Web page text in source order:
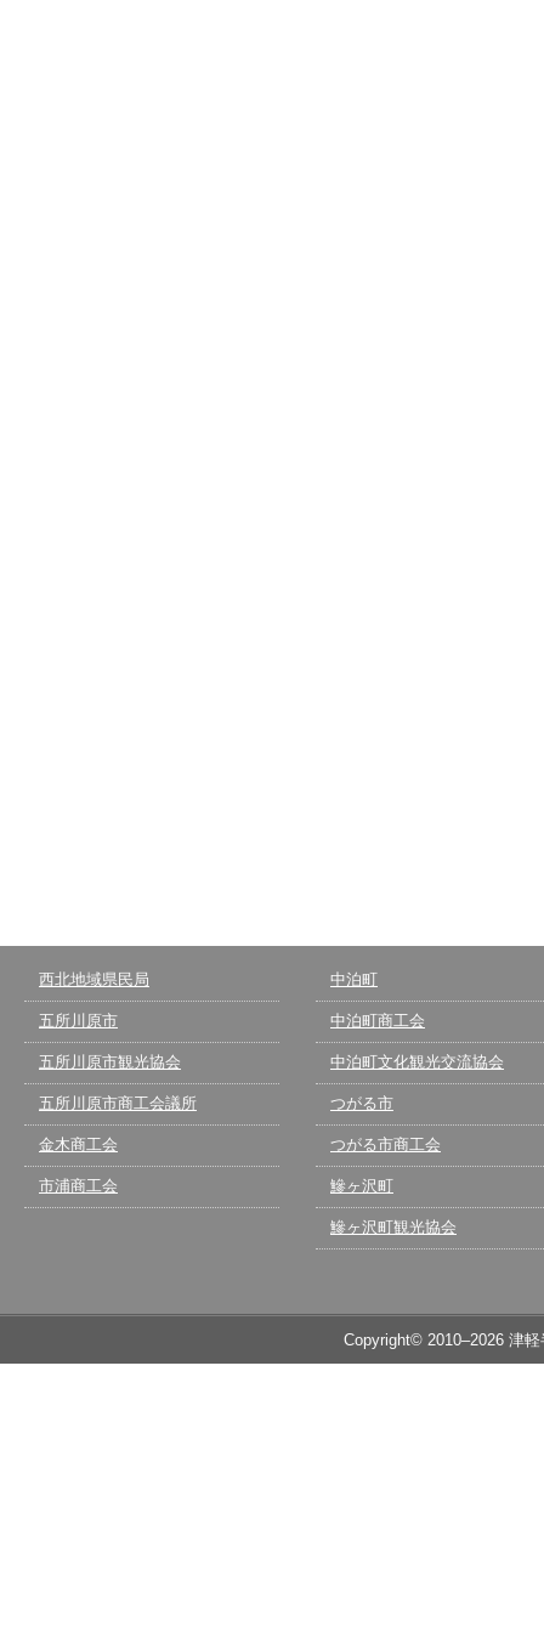
西北地域県民局
五所川原市
五所川原市観光協会
五所川原市商工会議所
金木商工会
市浦商工会
中泊町
中泊町商工会
中泊町文化観光交流協会
つがる市
つがる市商工会
鰺ヶ沢町
鰺ヶ沢町観光協会
Copyright© 2010–2026 津